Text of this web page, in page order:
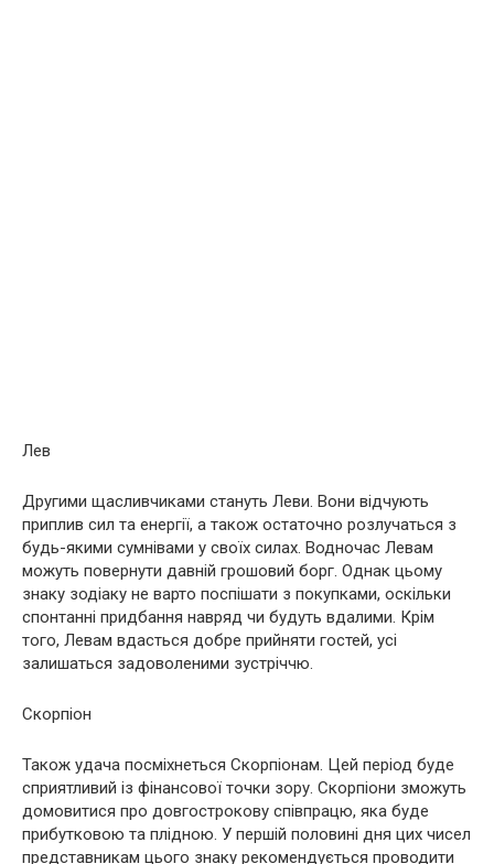
Лев
Другими щасливчиками стануть Леви. Вони відчують
приплив сил та енергії, а також остаточно розлучаться з
будь-якими сумнівами у своїх силах. Водночас Левам
можуть повернути давній грошовий борг. Однак цьому
знаку зодіаку не варто поспішати з покупками, оскільки
спонтанні придбання навряд чи будуть вдалими. Крім
того, Левам вдасться добре прийняти гостей, усі
залишаться задоволеними зустріччю.
Скорпіон
Також удача посміхнеться Скорпіонам. Цей період буде
сприятливий із фінансової точки зору. Скорпіони зможуть
домовитися про довгострокову співпрацю, яка буде
прибутковою та плідною. У першій половині дня цих чисел
представникам цього знаку рекомендується проводити